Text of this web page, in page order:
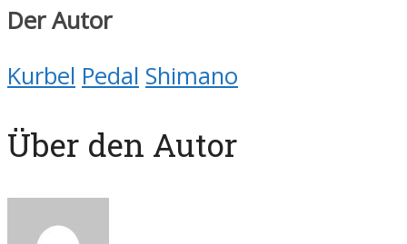
Der Autor
Kurbel Pedal Shimano
Über den Autor